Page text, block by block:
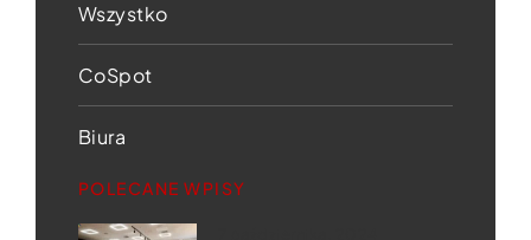
Wszystko
CoSpot
Biura
POLECANE WPISY